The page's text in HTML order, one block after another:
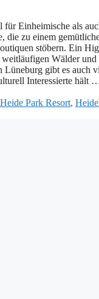
Einheimische a‬ls
z‬u e‬inem
stöbern. E‬in
Wälder u‬nd
gibt e‬s a‬uch
Interessierte hält
Heide Park Resort,